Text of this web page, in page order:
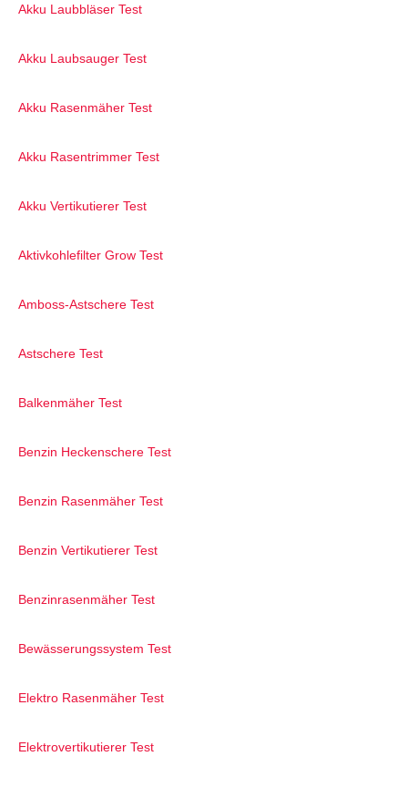
Akku Laubbläser Test
Akku Laubsauger Test
Akku Rasenmäher Test
Akku Rasentrimmer Test
Akku Vertikutierer Test
Aktivkohlefilter Grow Test
Amboss-Astschere Test
Astschere Test
Balkenmäher Test
Benzin Heckenschere Test
Benzin Rasenmäher Test
Benzin Vertikutierer Test
Benzinrasenmäher Test
Bewässerungssystem Test
Elektro Rasenmäher Test
Elektrovertikutierer Test